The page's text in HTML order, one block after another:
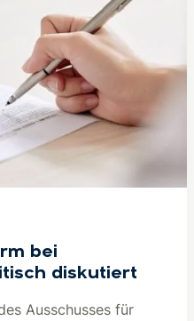
bei
diskutiert
Ausschusses für